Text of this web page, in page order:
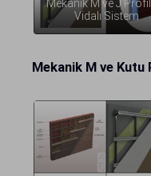
Mekanik M ve J
Vidalı Sistem
Mekanik M ve